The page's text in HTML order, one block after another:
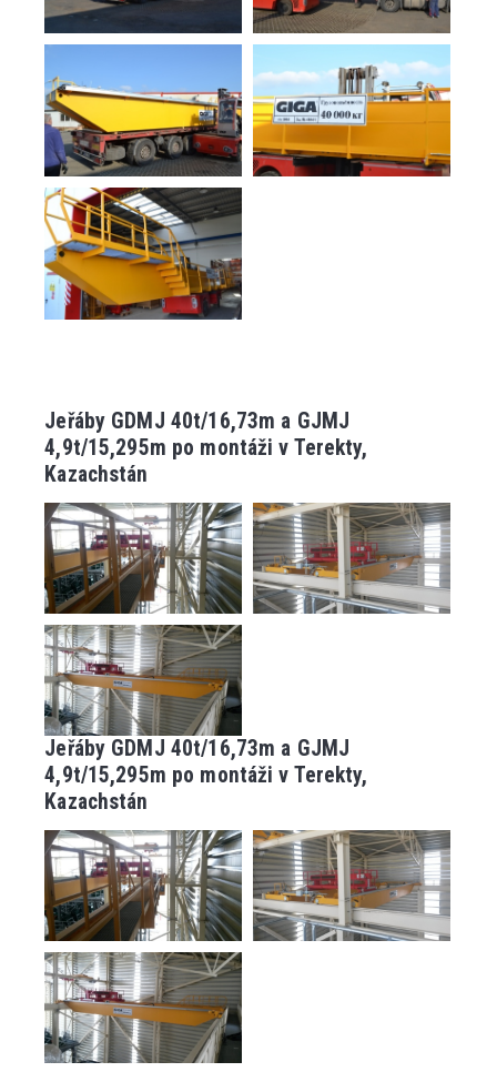
Jeřáby GDMJ 40t/16,73m a GJMJ
4,9t/15,295m po montáži v Terekty,
Kazachstán
Jeřáby GDMJ 40t/16,73m a GJMJ
4,9t/15,295m po montáži v Terekty,
Kazachstán